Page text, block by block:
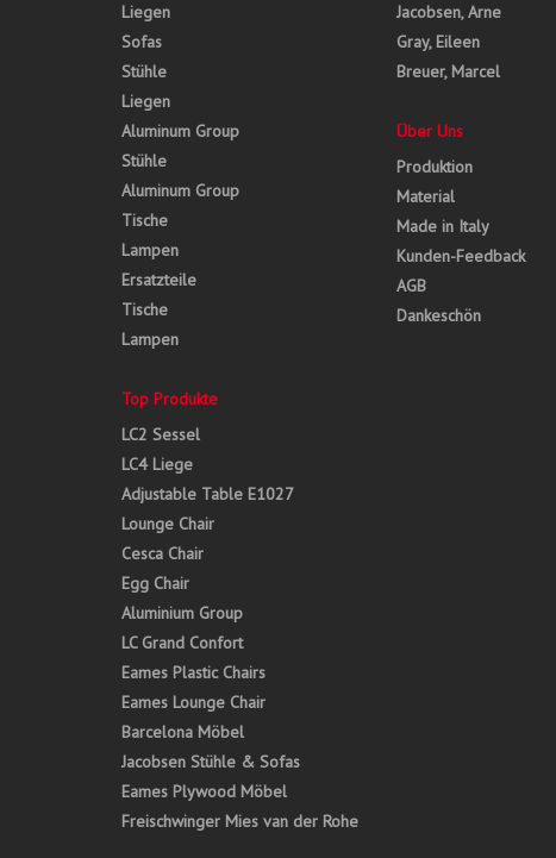
Liegen
Sofas
Stühle
Liegen
Aluminum Group
Stühle
Aluminum Group
Tische
Lampen
Ersatzteile
Tische
Lampen
Top Produkte
LC2 Sessel
LC4 Liege
Adjustable Table E1027
Lounge Chair
Cesca Chair
Egg Chair
Aluminium Group
LC Grand Confort
Eames Plastic Chairs
Eames Lounge Chair
Barcelona Möbel
Jacobsen Stühle & Sofas
Eames Plywood Möbel
Freischwinger Mies van der Rohe
Jacobsen, Arne
Gray, Eileen
Breuer, Marcel
Über Uns
Produktion
Material
Made in Italy
Kunden-Feedback
AGB
Dankeschön